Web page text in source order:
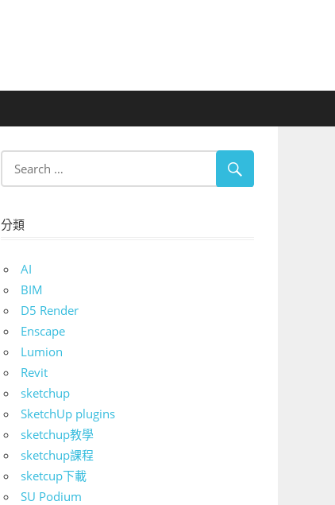
分類
AI
BIM
D5 Render
Enscape
Lumion
Revit
sketchup
SketchUp plugins
sketchup教學
sketchup課程
sketcup下載
SU Podium